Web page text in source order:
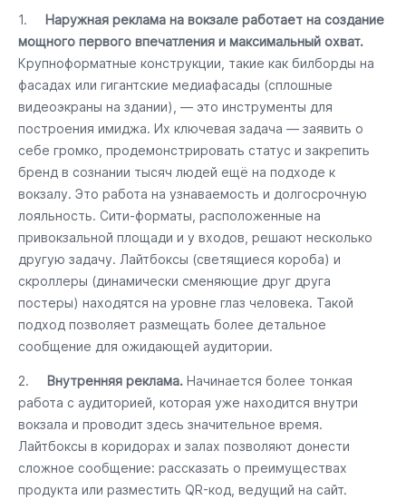
1. Наружная реклама на вокзале работает на создание
мощного первого впечатления и максимальный охват.
Крупноформатные конструкции, такие как билборды на
фасадах или гигантские медиафасады (сплошные
видеоэкраны на здании), — это инструменты для
построения имиджа. Их ключевая задача — заявить о
себе громко, продемонстрировать статус и закрепить
бренд в сознании тысяч людей ещё на подходе к
вокзалу. Это работа на узнаваемость и долгосрочную
лояльность. Сити-форматы, расположенные на
привокзальной площади и у входов, решают несколько
другую задачу. Лайтбоксы (светящиеся короба) и
скроллеры (динамически сменяющие друг друга
постеры) находятся на уровне глаз человека. Такой
подход позволяет размещать более детальное
сообщение для ожидающей аудитории.
2. Внутренняя реклама. Начинается более тонкая
работа с аудиторией, которая уже находится внутри
вокзала и проводит здесь значительное время.
Лайтбоксы в коридорах и залах позволяют донести
сложное сообщение: рассказать о преимуществах
продукта или разместить QR-код, ведущий на сайт.